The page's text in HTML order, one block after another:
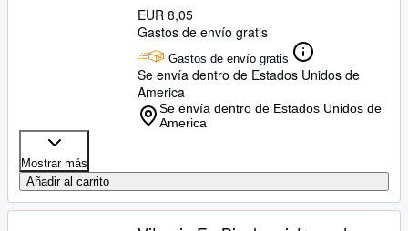
EUR 8,05
Gastos de envío gratis
Gastos de envío gratis
Se envía dentro de Estados Unidos de
America
Se envía dentro de Estados Unidos de
America
Mostrar más
Añadir al carrito